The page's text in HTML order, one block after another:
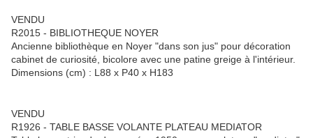
VENDU
R2015 - BIBLIOTHEQUE NOYER
Ancienne bibliothèque en Noyer "dans son jus" pour décoration
cabinet de curiosité, bicolore avec une patine greige à l'intérieur.
Dimensions (cm) : L88 x P40 x H183
VENDU
R1926 - TABLE BASSE VOLANTE PLATEAU MEDIATOR